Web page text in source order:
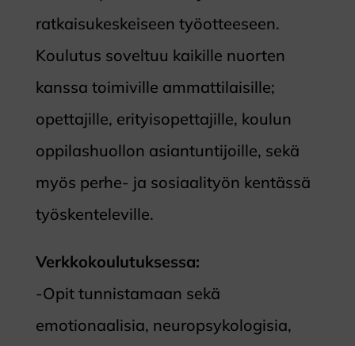
ratkaisukeskeiseen työotteeseen.
Koulutus soveltuu kaikille nuorten
kanssa toimiville ammattilaisille;
opettajille, erityisopettajille, koulun
oppilashuollon asiantuntijoille, sekä
myös perhe- ja sosiaalityön kentässä
työskenteleville.
Verkkokoulutuksessa:
-Opit tunnistamaan sekä
emotionaalisia, neuropsykologisia,